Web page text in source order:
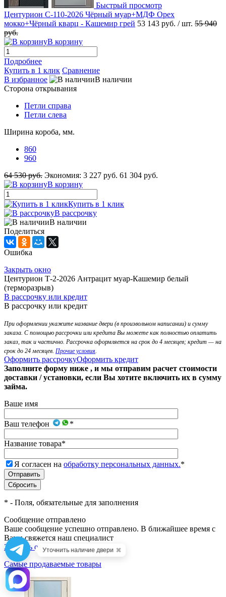
Быстрый просмотр
Центурион С-110-2026 Чёрный муар+МДФ Орех
мокко+Чёрный кварц - Кашемир грей 53 143 руб. / шт. 55 940
руб.
В корзину
Подробнее
Купить в 1 клик Сравнение
В избранное
В наличии
Сторона открывания
Петли справа
Петли слева
Ширина короба, мм.
860
960
64 530 руб. Экономия: 3 227 руб. 61 304 руб.
В корзину
Купить в 1 клик
В рассрочку
В наличии
Поделиться
Ошибка
Закрыть окно
Центурион Т-2-2026 Антрацит муар-Кашемир белый
(терморазрыв)
В рассрочку или кредит
В рассрочку или кредит
При оформлении укажите название двери (в произвольном написании) и сумму
заказа. С помощью рассрочки или кредита Вы можете как полностью оплатить
заказ, так и частично. Рассрочка оформляется на срок до 4 месяцев; кредит — на
срок до 24 месяцев. Прочие условия.
Оформить рассрочкуОформить кредит
Заполните форму ниже , и мы отправим расчет стоимости
доставки / установки, если Вы хотите включить их в сумму
займа.
Ваше имя
Ваш телефон *
Название товара*
Я согласен на обработку персональных данных.*
* - Поля, обязательные для заполнения
Сообщение отправлено
Ваше сообщение успешно отправлено. В ближайшее время с
Вами свяжется наш специалист
Закрыть окно
Самые продаваемые товары
Уточнить наличие двери ✖